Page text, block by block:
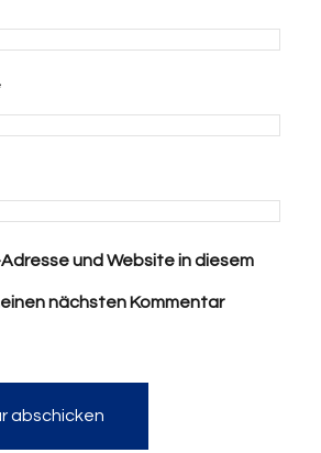
und Website in diesem
nächsten Kommentar